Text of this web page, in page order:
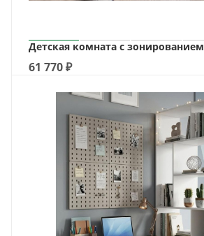
Детская комната с зонированием
61 770₽